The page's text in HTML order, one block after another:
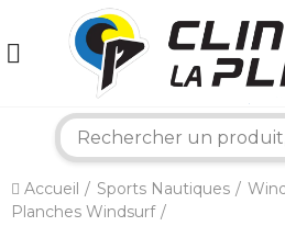
Accueil Sports Nautiques
Planches WindsurfBonjour ! Je suis votre